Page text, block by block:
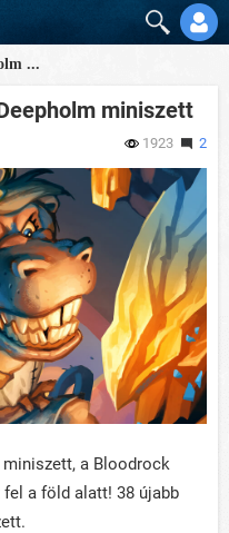
...
miniszett
1923 2
a Bloodrock
a föld alatt! 38 újabb